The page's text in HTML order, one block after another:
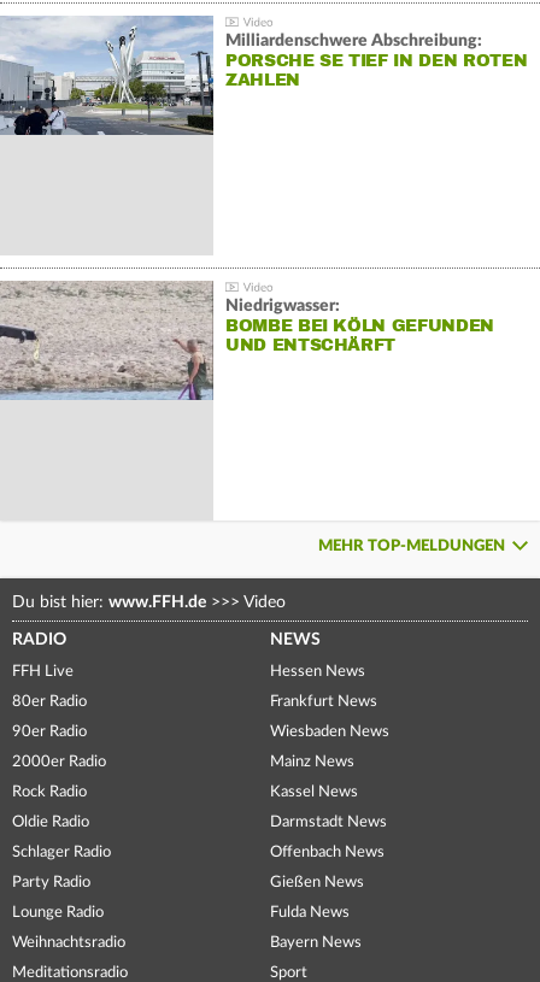
Milliardenschwere Abschreibung:
PORSCHE SE TIEF IN DEN ROTEN
ZAHLEN
Niedrigwasser:
BOMBE BEI KÖLN GEFUNDEN
UND ENTSCHÄRFT
MEHR TOP-MELDUNGEN
Du bist hier: www.FFH.de >>> Video
RADIO
FFH Live
80er Radio
90er Radio
2000er Radio
Rock Radio
Oldie Radio
Schlager Radio
Party Radio
Lounge Radio
Weihnachtsradio
Meditationsradio
NEWS
Hessen News
Frankfurt News
Wiesbaden News
Mainz News
Kassel News
Darmstadt News
Offenbach News
Gießen News
Fulda News
Bayern News
Sport